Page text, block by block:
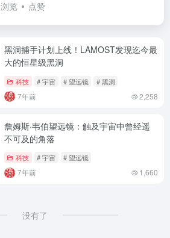
浏览 点赞
黑洞捕手计划上线！LAMOST发现迄今最
大的恒星级黑洞
科技 # 宇宙 # 望远镜 # 黑洞
7年前 2,258
詹姆斯·韦伯望远镜：触及宇宙中曾经遥
不可及的角落
科技 # 宇宙 # 望远镜
7年前 1,660
没有了